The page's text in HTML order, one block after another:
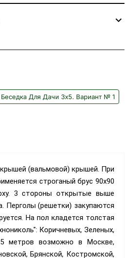
Для Дачи 3х5. Вариант № 1
(вальмовой) крышей. При
строганый брус 90х90
3 стороны открытые выше
Перголы (решетки) закупаются
На пол кладется толстая
Коричневых, Зеленых,
метров возможно в Москве,
Брянской, Костромской,